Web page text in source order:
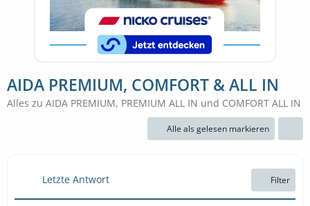
AIDA PREMIUM, COMFORT & ALL IN
Alles zu AIDA PREMIUM, PREMIUM ALL IN und COMFORT ALL IN
Alle als gelesen markieren
Letzte Antwort Filter